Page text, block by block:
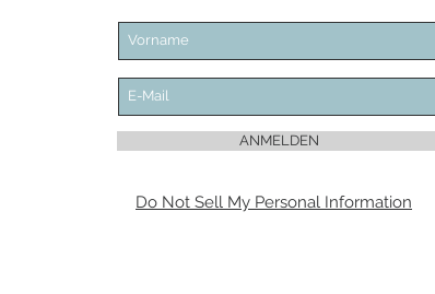
ANMELDEN
Do Not Sell My Personal Information